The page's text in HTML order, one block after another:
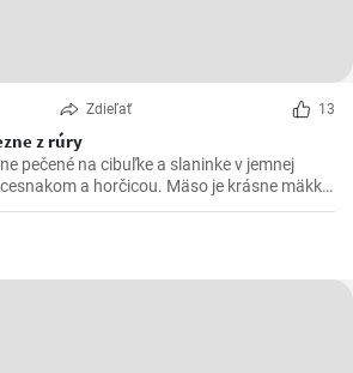
Zdieľať 13
z rúry
pečené na cibuľke a slaninke v jemnej
a horčicou. Mäso je krásne mäkké